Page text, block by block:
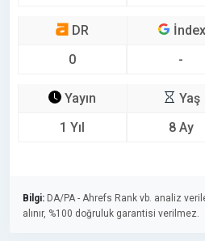
DR
0
İndex
-
Yayın
1 Yıl
Yaş
8 Ay
Bilgi: DA/PA - Ahrefs Rank vb. analiz
alınır, %100 doğruluk garantisi verilmez.